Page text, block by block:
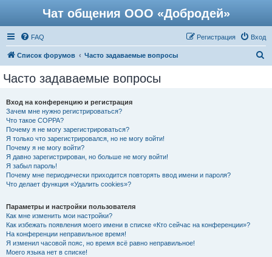
Чат общения ООО «Добродей»
FAQ Вход
Регистрация
Список форумов Часто задаваемые вопросы
Часто задаваемые вопросы
Вход на конференцию и регистрация
Зачем мне нужно регистрироваться?
Что такое COPPA?
Почему я не могу зарегистрироваться?
Я только что зарегистрировался, но не могу войти!
Почему я не могу войти?
Я давно зарегистрирован, но больше не могу войти!
Я забыл пароль!
Почему мне периодически приходится повторять ввод имени и пароля?
Что делает функция «Удалить cookies»?
Параметры и настройки пользователя
Как мне изменить мои настройки?
Как избежать появления моего имени в списке «Кто сейчас на конференции»?
На конференции неправильное время!
Я изменил часовой пояс, но время всё равно неправильное!
Моего языка нет в списке!